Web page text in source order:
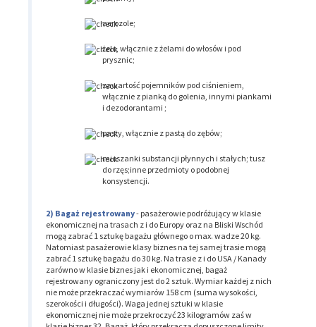
aerozole;
żele, włącznie z żelami do włosów i pod
prysznic;
zawartość pojemników pod ciśnieniem,
włącznie z pianką do golenia, innymi piankami
i dezodorantami ;
pasty, włącznie z pastą do zębów;
mieszanki substancji płynnych i stałych; tusz
do rzęs;inne przedmioty o podobnej
konsystencji.
Bagaż rejestrowany- pasażerowie podróżujący w klasie
ekonomicznej na trasach z i do Europy oraz na Bliski Wschód
mogą zabrać 1 sztukę bagażu głównego o max. wadze 20 kg.
Natomiast pasażerowie klasy biznes na tej samej trasie mogą
zabrać 1 sztukę bagażu do 30 kg. Na trasie z i do USA / Kanady
zarówno w klasie biznes jak i ekonomicznej, bagaż
rejestrowany ograniczony jest do 2 sztuk. Wymiar każdej z nich
nie może przekraczać wymiarów 158 cm (suma wysokości,
szerokości i długości). Waga jednej sztuki w klasie
ekonomicznej nie może przekroczyć 23 kilogramów zaś w